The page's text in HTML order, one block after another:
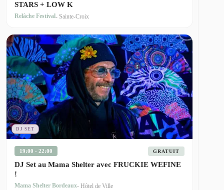
STARS + LOW K
Relâche Festival- Sainte-Croix
DJ SET
19:00 - 22:00 GRATUIT
DJ Set au Mama Shelter avec FRUCKIE WEFINE
!
Mama Shelter Bordeaux- Hôtel de Ville